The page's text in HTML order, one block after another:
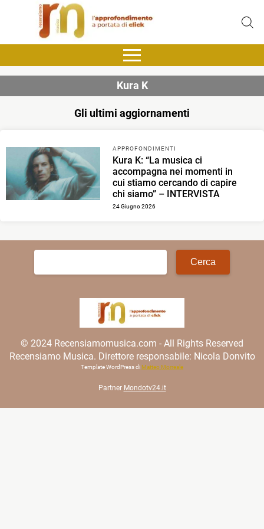
Kura K
Gli ultimi aggiornamenti
APPROFONDIMENTI
Kura K: “La musica ci
accompagna nei momenti in
cui stiamo cercando di capire
chi siamo” – INTERVISTA
24 Giugno 2026
Ricerca
© 2024 Recensiamomusica.com - All Rights Reserved
Recensiamo Musica. Direttore responsabile: Nicola Donvito
Template WordPress di Matteo Morreale
Partner Mondotv24.it